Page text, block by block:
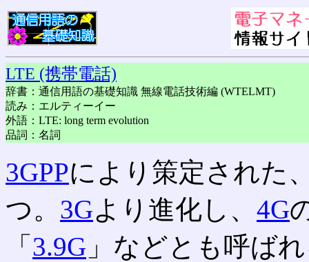
LTE (携帯電話)
辞書：通信用語の基礎知識 無線電話技術編 (WTELMT)
読み：エルティーイー
外語：LTE: long term evolution
品詞：名詞
3GPPにより策定された
つ。 3Gより進化し、 4G
「 3.9G 」などとも呼ば